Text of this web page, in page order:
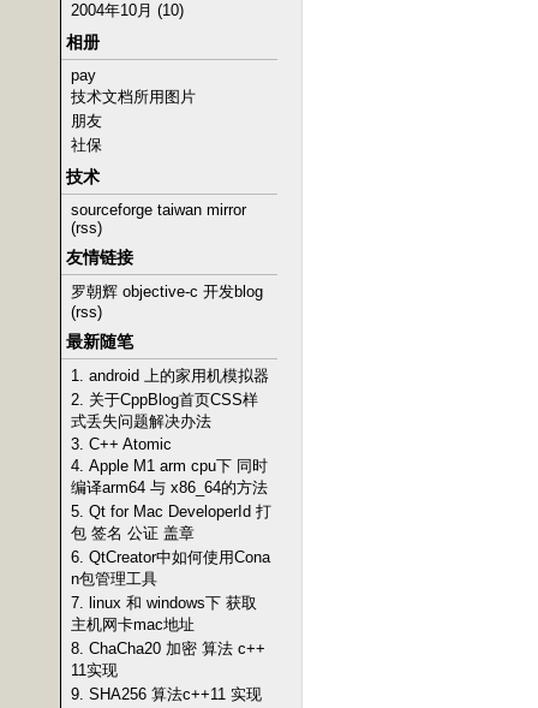
2004年10月 (10)
相册
pay
技术文档所用图片
朋友
社保
技术
sourceforge taiwan mirror
(rss)
友情链接
罗朝辉 objective-c 开发blog
(rss)
最新随笔
1. android 上的家用机模拟器
2. 关于CppBlog首页CSS样
式丢失问题解决办法
3. C++ Atomic
4. Apple M1 arm cpu下 同时
编译arm64 与 x86_64的方法
5. Qt for Mac DeveloperId 打
包 签名 公证 盖章
6. QtCreator中如何使用Cona
n包管理工具
7. linux 和 windows下 获取
主机网卡mac地址
8. ChaCha20 加密 算法 c++
11实现
9. SHA256 算法c++11 实现